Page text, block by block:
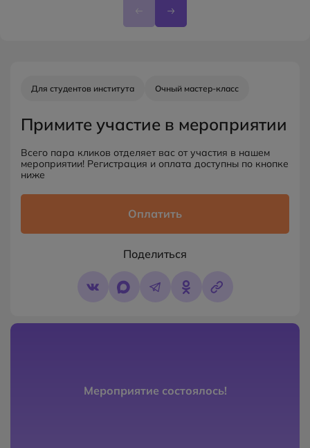
Для студентов института Очный мастер-класс
Примите участие в мероприятии
Всего пара кликов отделяет вас от участия в нашем
мероприятии! Регистрация и оплата доступны по кнопке
ниже
Оплатить
Поделиться
Мероприятие состоялось!